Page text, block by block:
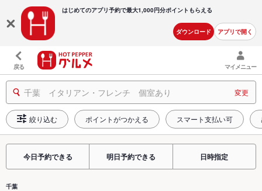
はじめてのアプリ予約で最大1,000円分ポイントもらえる
ダウンロード アプリで開く
戻る マイメニュー
千葉 イタリアン・フレンチ 個室あり 変更
絞り込む ポイントがつかえる スマート支払い可
今日予約できる 明日予約できる 日時指定
千葉